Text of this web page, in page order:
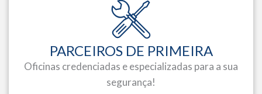
PARCEIROS DE PRIMEIRA
Oficinas credenciadas e especializadas para a sua
segurança!